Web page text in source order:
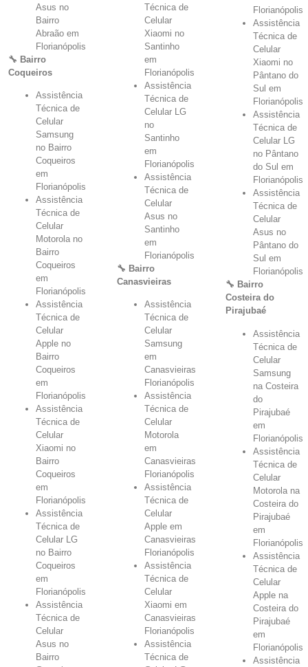
Asus no
Bairro
Abraão em
Florianópolis
🔧 Bairro
Coqueiros
Assistência
Técnica de
Celular
Samsung
no Bairro
Coqueiros
em
Florianópolis
Assistência
Técnica de
Celular
Motorola no
Bairro
Coqueiros
em
Florianópolis
Assistência
Técnica de
Celular
Apple no
Bairro
Coqueiros
em
Florianópolis
Assistência
Técnica de
Celular
Xiaomi no
Bairro
Coqueiros
em
Florianópolis
Assistência
Técnica de
Celular LG
no Bairro
Coqueiros
em
Florianópolis
Assistência
Técnica de
Celular
Asus no
Bairro
Técnica de
Celular
Xiaomi no
Santinho
em
Florianópolis
Assistência
Técnica de
Celular LG
no
Santinho
em
Florianópolis
Assistência
Técnica de
Celular
Asus no
Santinho
em
Florianópolis
🔧 Bairro
Canasvieiras
Assistência
Técnica de
Celular
Samsung
em
Canasvieiras
Florianópolis
Assistência
Técnica de
Celular
Motorola
em
Canasvieiras
Florianópolis
Assistência
Técnica de
Celular
Apple em
Canasvieiras
Florianópolis
Assistência
Técnica de
Celular
Xiaomi em
Canasvieiras
Florianópolis
Assistência
Técnica de
Florianópolis
Assistência
Técnica de
Celular
Xiaomi no
Pântano do
Sul em
Florianópolis
Assistência
Técnica de
Celular LG
no Pântano
do Sul em
Florianópolis
Assistência
Técnica de
Celular
Asus no
Pântano do
Sul em
Florianópolis
🔧 Bairro
Costeira do
Pirajubaé
Assistência
Técnica de
Celular
Samsung
na Costeira
do
Pirajubaé
em
Florianópolis
Assistência
Técnica de
Celular
Motorola na
Costeira do
Pirajubaé
em
Florianópolis
Assistência
Técnica de
Celular
Apple na
Costeira do
Pirajubaé
em
Florianópolis
Assistência